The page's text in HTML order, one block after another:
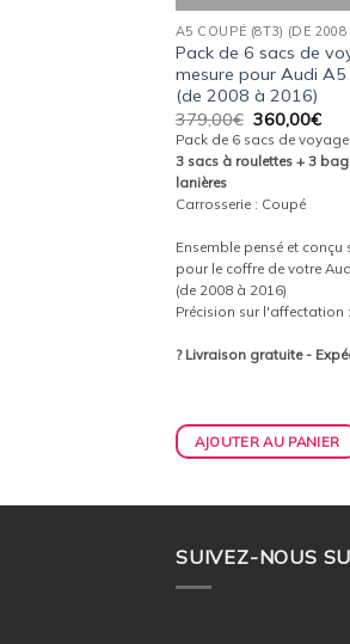
A5 COUPÉ (8T3) (DE 2008
Pack de 6 sacs de
mesure pour Audi A5
(de 2008 à 2016)
379,00€ Le
prix
initial
était :
360,00€Le
prix
est
Pack de 6 sacs de
3 sacs à roulettes + 3
lanières
Carrosserie : Coupé
Ensemble pensé et
pour le coffre de votre
(de 2008 à 2016)
Précision sur l'affectation
? Livraison gratuite -
AJOUTER AU PANIER
SUIVEZ-NOUS